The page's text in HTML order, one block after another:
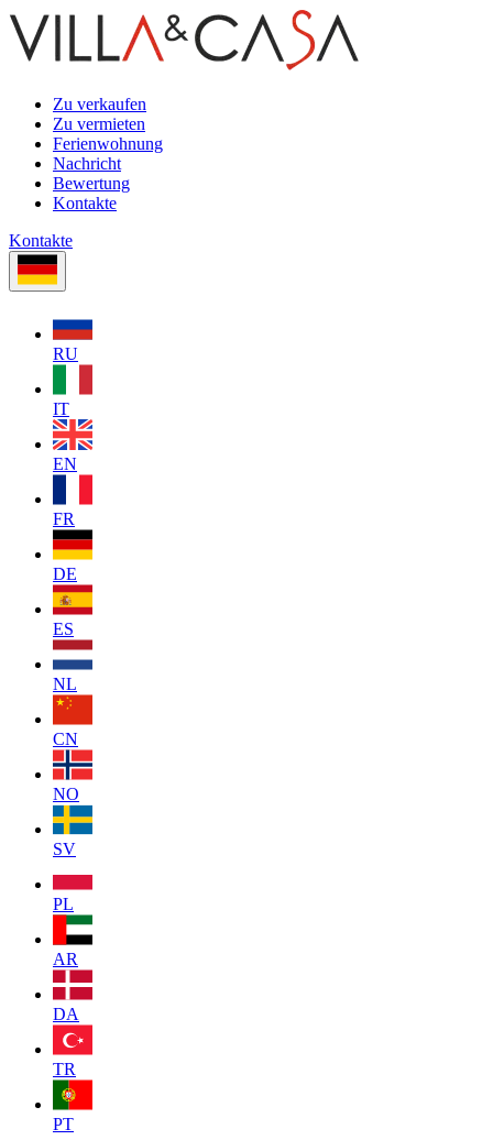
Zu verkaufen
Zu vermieten
Ferienwohnung
Nachricht
Bewertung
Kontakte
Kontakte
RU
IT
EN
FR
DE
ES
NL
CN
NO
SV
PL
AR
DA
TR
PT